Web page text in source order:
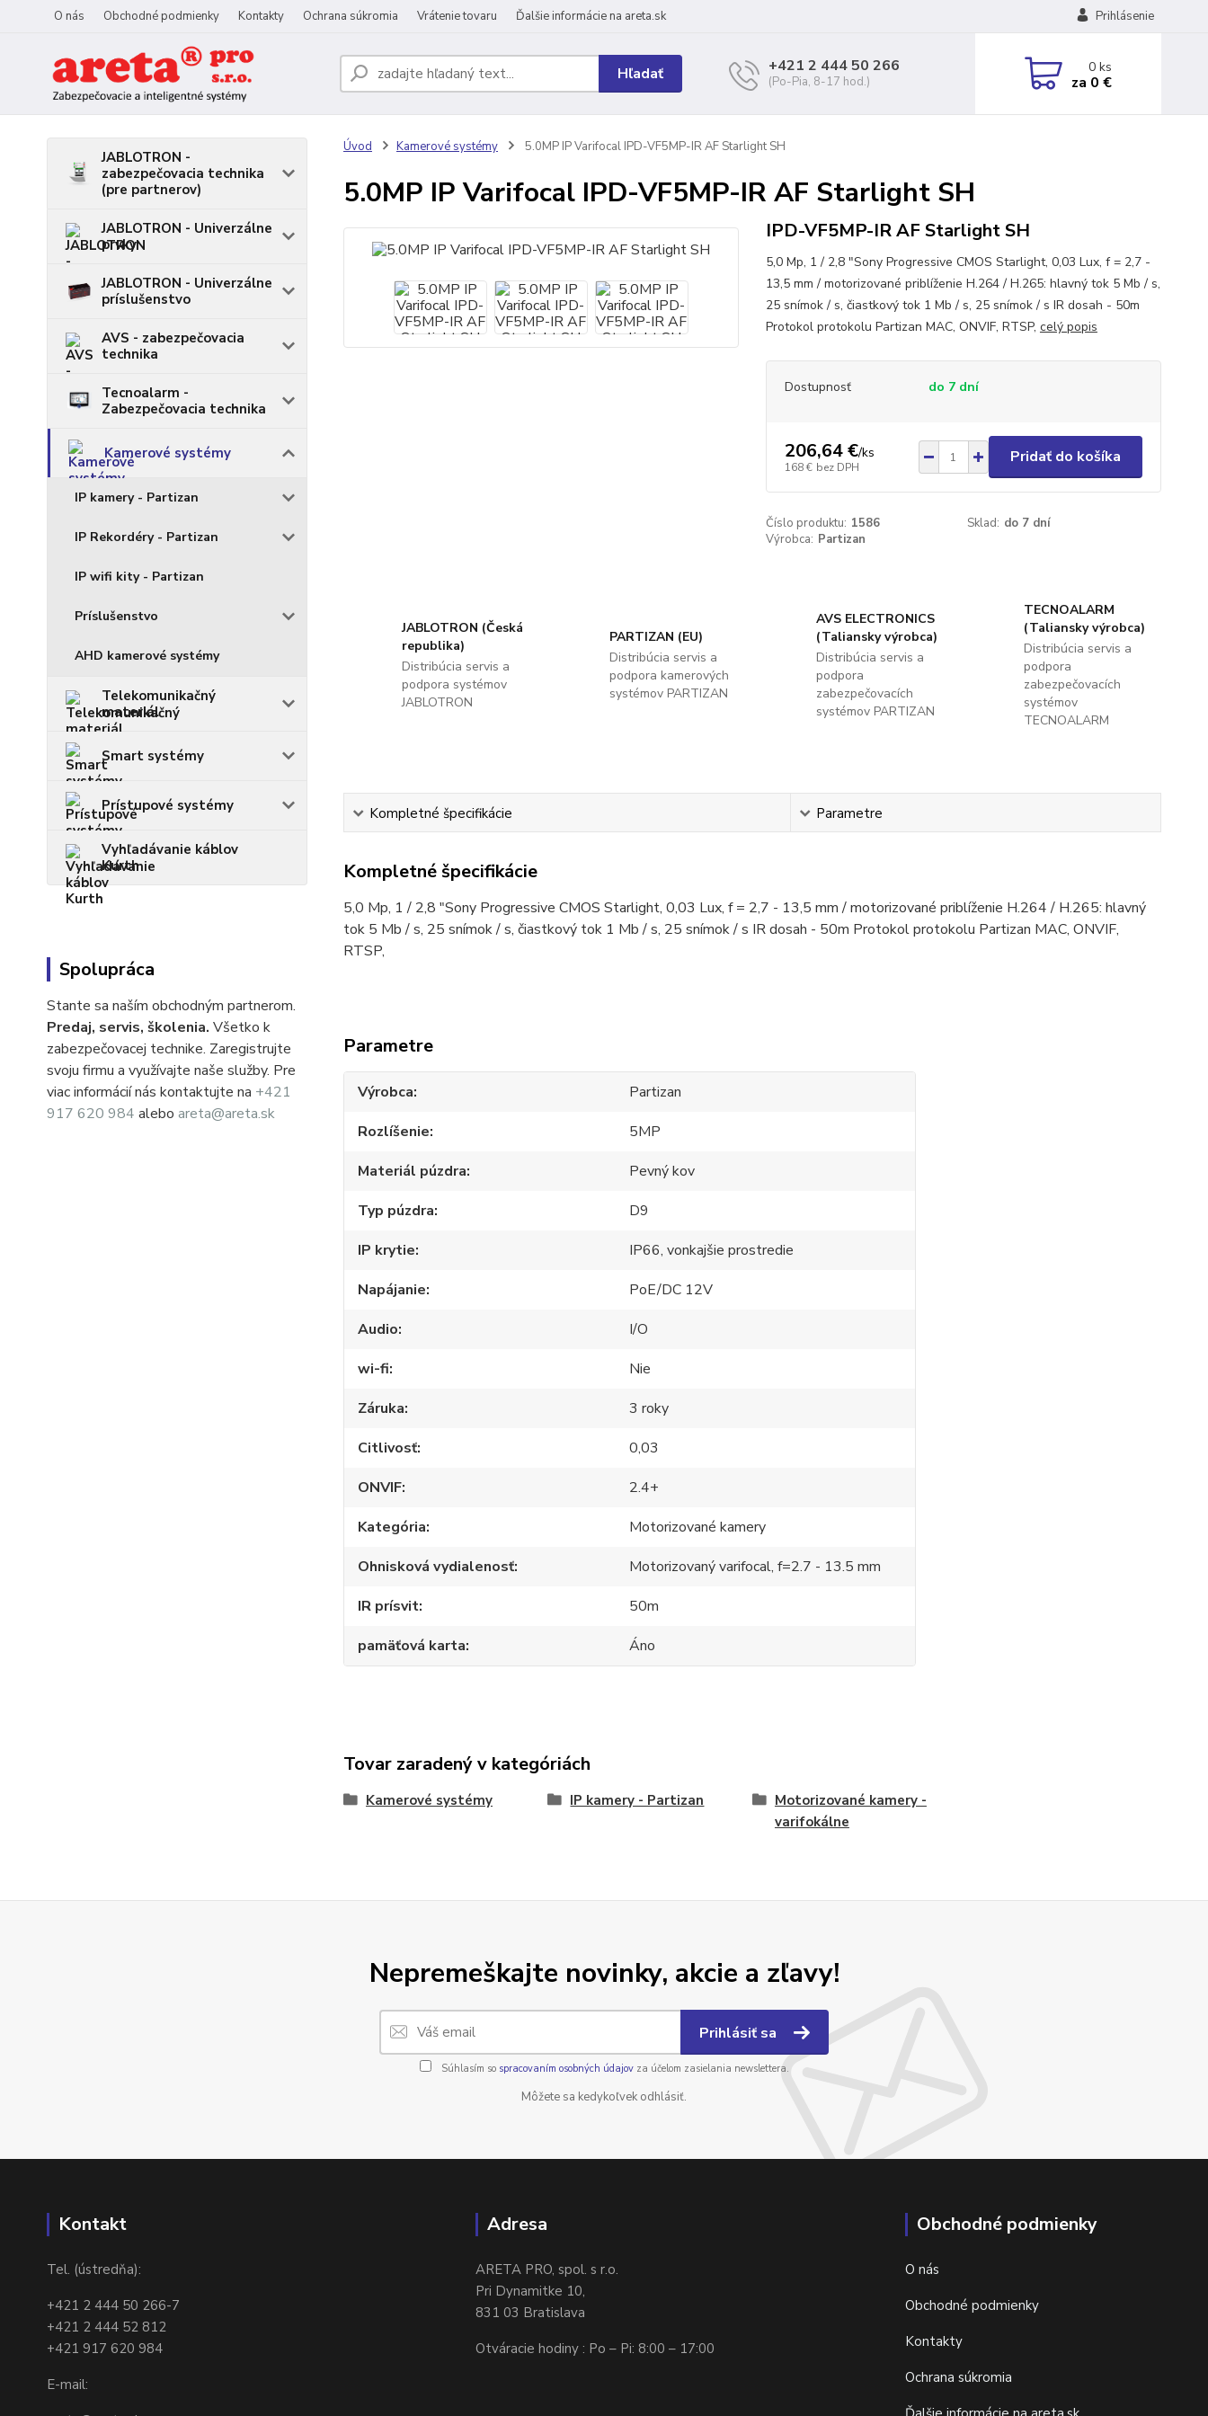
O nás Obchodné podmienky Kontakty Ochrana súkromia Vrátenie tovaru Ďalšie informácie na areta.sk Prihlásenie
Hľadať +421 2 444 50 266
(Po-Pia, 8-17 hod.)
0ks
za 0 €
JABLOTRON -
zabezpečovacia technika
(pre partnerov)
JABLOTRON - Univerzálne
prvky
JABLOTRON - Univerzálne
príslušenstvo
AVS - zabezpečovacia
technika
Tecnoalarm -
Zabezpečovacia technika
Kamerové systémy
IP kamery - Partizan
IP Rekordéry - Partizan
IP wifi kity - Partizan
Príslušenstvo
AHD kamerové systémy
Telekomunikačný
materiál
Smart systémy
Prístupové systémy
Vyhľadávanie káblov
Kurth
Spolupráca
Stante sa naším obchodným partnerom.
Predaj, servis, školenia. Všetko k
zabezpečovacej technike. Zaregistrujte
svoju firmu a využívajte naše služby. Pre
viac informácií nás kontaktujte na +421
917 620 984 alebo areta@areta.sk
Úvod Kamerové systémy 5.0MP IP Varifocal IPD-VF5MP-IR AF Starlight SH
5.0MP IP Varifocal IPD-VF5MP-IR AF Starlight SH
IPD-VF5MP-IR AF Starlight SH
5,0 Mp, 1 / 2,8 "Sony Progressive CMOS Starlight, 0,03 Lux, f = 2,7 -
13,5 mm / motorizované priblíženie H.264 / H.265: hlavný tok 5 Mb / s,
25 snímok / s, čiastkový tok 1 Mb / s, 25 snímok / s IR dosah - 50m
Protokol protokolu Partizan MAC, ONVIF, RTSP, celý popis
Dostupnosť do 7 dní
206,64 €/ks
168 € bez DPH
Pridať do košíka
Číslo produktu: 1586 Sklad: do 7 dní
Výrobca: Partizan
JABLOTRON (Česká
republika)
Distribúcia servis a
podpora systémov
JABLOTRON
PARTIZAN (EU)
Distribúcia servis a
podpora kamerových
systémov PARTIZAN
AVS ELECTRONICS
(Taliansky výrobca)
Distribúcia servis a
podpora
zabezpečovacích
systémov PARTIZAN
TECNOALARM
(Taliansky výrobca)
Distribúcia servis a
podpora
zabezpečovacích
systémov
TECNOALARM
Kompletné špecifikácie Parametre
Kompletné špecifikácie
5,0 Mp, 1 / 2,8 "Sony Progressive CMOS Starlight, 0,03 Lux, f = 2,7 - 13,5 mm / motorizované priblíženie H.264 / H.265: hlavný
tok 5 Mb / s, 25 snímok / s, čiastkový tok 1 Mb / s, 25 snímok / s IR dosah - 50m Protokol protokolu Partizan MAC, ONVIF,
RTSP,
Parametre
Výrobca
Partizan
Rozlíšenie
5MP
Materiál púzdra
Pevný kov
Typ púzdra
D9
IP krytie
IP66, vonkajšie prostredie
Napájanie
PoE/DC 12V
Audio
I/O
wi-fi
Nie
Záruka
3 roky
Citlivosť
0,03
ONVIF
2.4+
Kategória
Motorizované kamery
Ohnisková vydialenosť
Motorizovaný varifocal, f=2.7 - 13.5 mm
IR prísvit
50m
pamäťová karta
Áno
Tovar zaradený v kategóriách
Kamerové systémy IP kamery - Partizan
Motorizované kamery -
varifokálne
Nepremeškajte novinky, akcie a zľavy!
Prihlásiť sa
Súhlasím so spracovaním osobných údajovza účelom zasielania newslettera.
Môžete sa kedykoľvek odhlásiť.
Kontakt
Tel. (ústredňa):
+421 2 444 50 266-7
+421 2 444 52 812
+421 917 620 984
E-mail:
Adresa
ARETA PRO, spol. s r.o.
Pri Dynamitke 10,
831 03 Bratislava
Otváracie hodiny : Po – Pi: 8:00 – 17:00
Obchodné podmienky
O nás
Obchodné podmienky
Kontakty
Ochrana súkromia